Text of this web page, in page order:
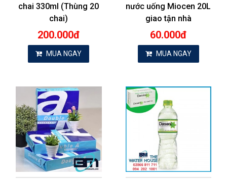
chai 330ml (Thùng 20
chai)
200.000đ
MUA NGAY
nước uống Miocen 20L
giao tận nhà
60.000đ
MUA NGAY